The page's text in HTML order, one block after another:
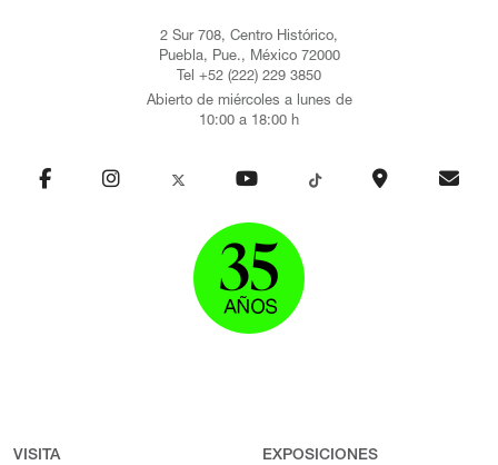
2 Sur 708, Centro Histórico,
Puebla, Pue., México 72000
Tel +52 (222) 229 3850
Abierto de miércoles a lunes de
10:00 a 18:00 h
VISITA EXPOSICIONES